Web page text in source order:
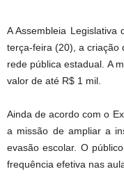
A Assembleia
terça-feira (20), a criação
rede pública estadual. A
valor de até R$ 1 mil.
Ainda de acordo com o
a missão de ampliar a
evasão escolar. O
frequência efetiva nas